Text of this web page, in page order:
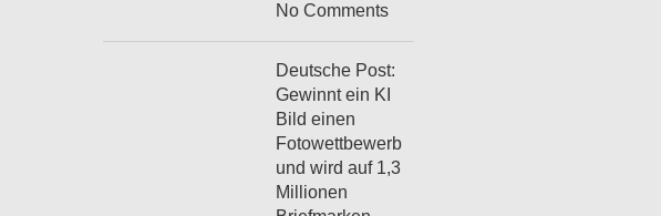
No Comments
Deutsche Post:
Gewinnt ein KI
Bild einen
Fotowettbewerb
und wird auf 1,3
Millionen